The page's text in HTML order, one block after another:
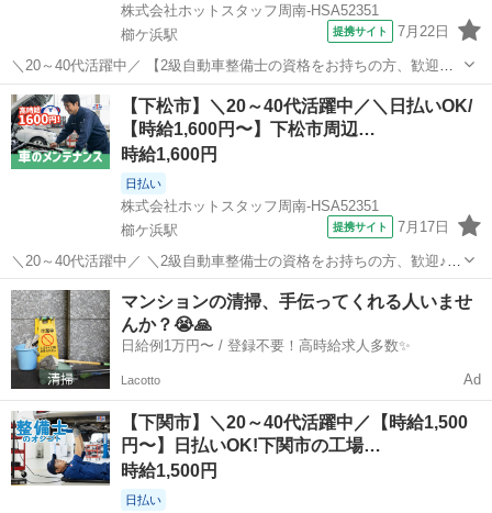
株式会社ホットスタッフ周南-HSA52351
櫛ケ浜駅
提携サイト 7月22日
＼20～40代活躍中／ 【2級自動車整備士の資格をお持ちの方、歓迎】
自動車の点検、修理、部品交換など、 軽自動車から普通車まで対応し
ていただきます! 地域で長く愛される安定した大手ディーラーで あな
たの資格と経験を活...
山口 下松市 櫛ケ浜駅
【下松市】＼20～40代活躍中／＼日払いOK/
【時給1,600円〜】下松市周辺…
時給1,600円
日払い
株式会社ホットスタッフ周南-HSA52351
櫛ケ浜駅
提携サイト 7月17日
＼20～40代活躍中／ ＼2級自動車整備士の資格をお持ちの方、歓迎♪/
自動車の点検、修理、部品交換や、 軽自動車から普通車まで対応して
いただきます! 地域で長く愛される安定した大手ディーラーで あなた
の資格と経験を活かす...
山口 下松市 その他
マンションの清掃、手伝ってくれる人いませ
んか？😭🙏
日給例1万円〜 / 登録不要！高時給求人多数✨
Lacotto Ad
【下関市】＼20～40代活躍中／【時給1,500
円〜】日払いOK!下関市の工場…
時給1,500円
日払い